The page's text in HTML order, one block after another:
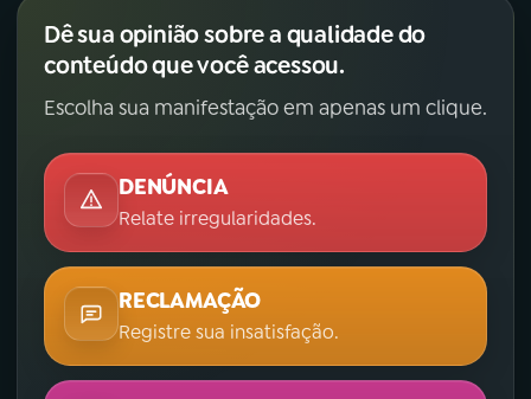
Dê sua opinião sobre a qualidade do
conteúdo que você acessou.
Escolha sua manifestação em apenas um clique.
DENÚNCIA
Relate irregularidades.
RECLAMAÇÃO
Registre sua insatisfação.